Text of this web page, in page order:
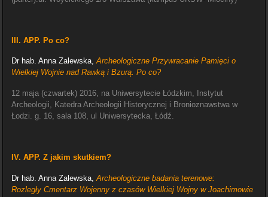
III. APP. Po co?
Dr hab. Anna Zalewska, Archeologiczne Przywracanie Pamięci o
Wielkiej Wojnie nad Rawką i Bzurą. Po co?
12 maja (czwartek) 2016, na Uniwersytecie Łódzkim, Instytut
Archeologii, Katedra Archeologii Historycznej i Bronioznawstwa w
Łodzi. g. 16, sala 108, ul Uniwersytecka, Łódź.
IV. APP. Z jakim skutkiem?
Dr hab. Anna Zalewska, Archeologiczne badania terenowe:
Rozległy Cmentarz Wojenny z czasów Wielkiej Wojny w Joachimowie